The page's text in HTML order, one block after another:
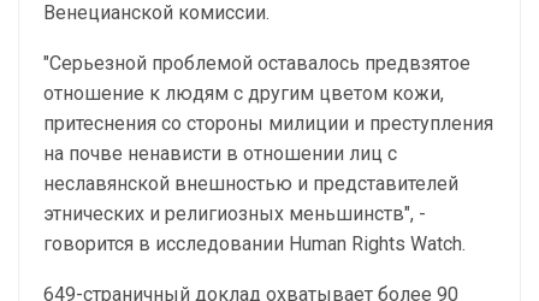
Венецианской комиссии.
"Серьезной проблемой оставалось предвзятое
отношение к людям с другим цветом кожи,
притеснения со стороны милиции и преступления
на почве ненависти в отношении лиц с
неславянской внешностью и представителей
этнических и религиозных меньшинств", -
говорится в исследовании Human Rights Watch.
649-страничный доклад охватывает более 90